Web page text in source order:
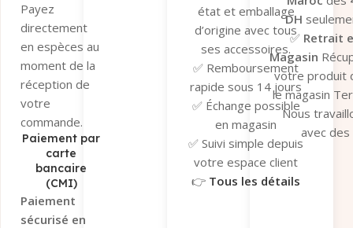
Payez
directement
en espèces au
moment de la
réception de
votre
commande.
Paiement par
carte
bancaire
(CMI)
Paiement
sécurisé en
état et emballage
d’origine avec tous
ses accessoires.
✅ Remboursement
rapide sous 14 jours
✅ Échange possible
en magasin
✅ Suivi simple depuis
votre espace client
👉 Tous les détails
DH
✅ Retrait
Magasin
votre produit
le magasin
Nous
avec des
fiables pour
un suivi en